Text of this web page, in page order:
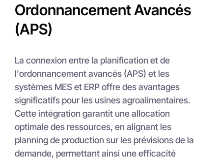
Ordonnancement Avancés
(APS)
La connexion entre la planification et de
l'ordonnancement avancés (APS) et les
systèmes MES et ERP offre des avantages
significatifs pour les usines agroalimentaires.
Cette intégration garantit une allocation
optimale des ressources, en alignant les
planning de production sur les prévisions de la
demande, permettant ainsi une efficacité